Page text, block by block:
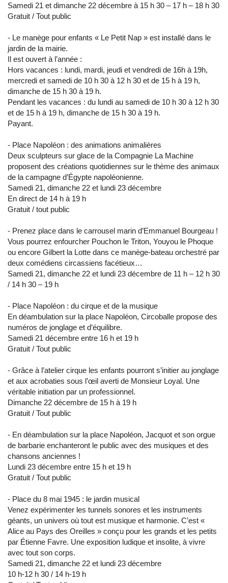
Samedi 21 et dimanche 22 décembre à 15 h 30 – 17 h – 18 h 30
Gratuit / Tout public
- Le manège pour enfants « Le Petit Nap » est installé dans le
jardin de la mairie.
Il est ouvert à l’année :
Hors vacances : lundi, mardi, jeudi et vendredi de 16h à 19h,
mercredi et samedi de 10 h 30 à 12 h 30 et de 15 h à 19 h,
dimanche de 15 h 30 à 19 h.
Pendant les vacances : du lundi au samedi de 10 h 30 à 12 h 30
et de 15 h à 19 h, dimanche de 15 h 30 à 19 h.
Payant.
- Place Napoléon : des animations animalières
Deux sculpteurs sur glace de la Compagnie La Machine
proposent des créations quotidiennes sur le thème des animaux
de la campagne d’Égypte napoléonienne.
Samedi 21, dimanche 22 et lundi 23 décembre
En direct de 14 h à 19 h
Gratuit / tout public
- Prenez place dans le carrousel marin d’Emmanuel Bourgeau !
Vous pourrez enfourcher Pouchon le Triton, Youyou le Phoque
ou encore Gilbert la Lotte dans ce manège-bateau orchestré par
deux comédiens circassiens facétieux…
Samedi 21, dimanche 22 et lundi 23 décembre de 11 h – 12 h 30
/ 14 h 30 – 19 h
- Place Napoléon : du cirque et de la musique
En déambulation sur la place Napoléon, Circoballe propose des
numéros de jonglage et d’équilibre.
Samedi 21 décembre entre 16 h et 19 h
Gratuit / Tout public
- Grâce à l’atelier cirque les enfants pourront s’initier au jonglage
et aux acrobaties sous l’œil averti de Monsieur Loyal. Une
véritable initiation par un professionnel.
Dimanche 22 décembre de 15 h à 19 h
Gratuit / Tout public
- En déambulation sur la place Napoléon, Jacquot et son orgue
de barbarie enchanteront le public avec des musiques et des
chansons anciennes !
Lundi 23 décembre entre 15 h et 19 h
Gratuit / Tout public
- Place du 8 mai 1945 : le jardin musical
Venez expérimenter les tunnels sonores et les instruments
géants, un univers où tout est musique et harmonie. C’est «
Alice au Pays des Oreilles » conçu pour les grands et les petits
par Étienne Favre. Une exposition ludique et insolite, à vivre
avec tout son corps.
Samedi 21, dimanche 22 et lundi 23 décembre
10 h-12 h 30 / 14 h-19 h